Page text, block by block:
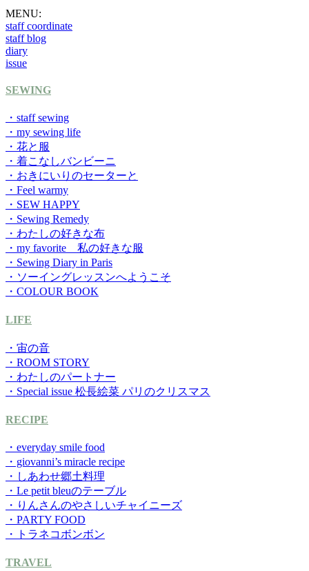
MENU:
staff coordinate
staff blog
diary
issue
SEWING
・staff sewing
・my sewing life
・花と服
・着こなしバンビーニ
・おきにいりのセーターと
・Feel warmy
・SEW HAPPY
・Sewing Remedy
・わたしの好きな布
・my favorite 私の好きな服
・Sewing Diary in Paris
・ソーイングレッスンへようこそ
・COLOUR BOOK
LIFE
・宙の音
・ROOM STORY
・わたしのパートナー
・Special issue 松長絵菜 パリのクリスマス
RECIPE
・everyday smile food
・giovanni’s miracle recipe
・しあわせ郷土料理
・Le petit bleuのテーブル
・りんさんのやさしいチャイニーズ
・PARTY FOOD
・トラネコボンボン
TRAVEL